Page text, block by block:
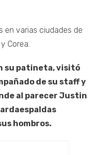
en varias ciudades de
Corea.
su patineta, visitó
de su staff y
al parecer Justin
hombros.